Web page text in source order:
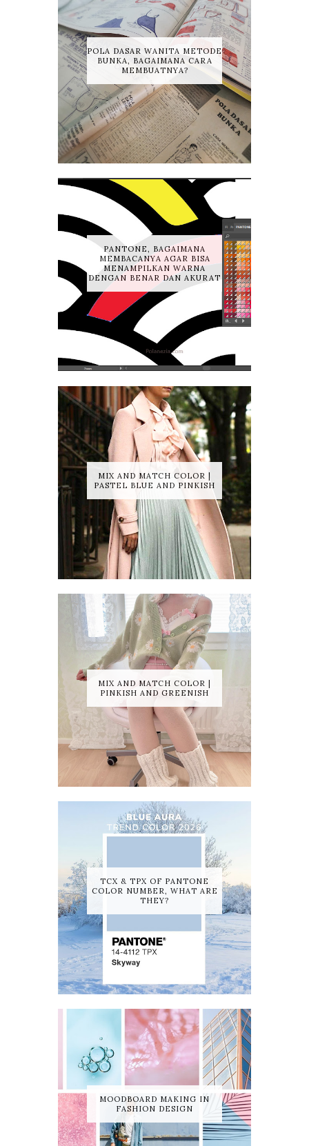
POLA DASAR WANITA METODE
BUNKA, BAGAIMANA CARA
MEMBUATNYA?
PANTONE, BAGAIMANA
MEMBACANYA AGAR BISA
MENAMPILKAN WARNA
DENGAN BENAR DAN AKURAT
MIX AND MATCH COLOR |
PASTEL BLUE AND PINKISH
MIX AND MATCH COLOR |
PINKISH AND GREENISH
TCX & TPX OF PANTONE
COLOR NUMBER, WHAT ARE
THEY?
MOODBOARD MAKING IN
FASHION DESIGN